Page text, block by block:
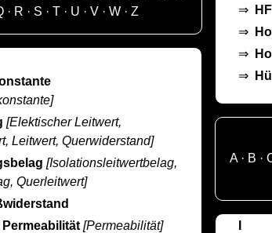
· R · S · T· U · V· W· Z
[Elektischer Leitwert,
Leitwert, Querwiderstand]
[Isolationsleitwertbelag,
Querleitwert]
[Permeabilität]
⇒
⇒
⇒
⇒
A· B ·